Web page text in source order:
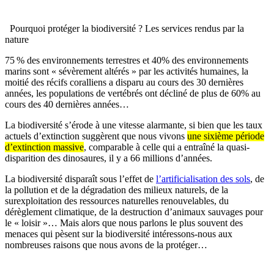
Pourquoi protéger la biodiversité ? Les services rendus par la
nature
75 % des environnements terrestres et 40% des environnements
marins sont « sévèrement altérés » par les activités humaines, la
moitié des récifs coralliens a disparu au cours des 30 dernières
années, les populations de vertébrés ont décliné de plus de 60% au
cours des 40 dernières années…
La biodiversité s’érode à une vitesse alarmante, si bien que les taux
actuels d’extinction suggèrent que nous vivons une sixième période
d’extinction massive, comparable à celle qui a entraîné la quasi-
disparition des dinosaures, il y a 66 millions d’années.
La biodiversité disparaît sous l’effet de l’artificialisation des sols, de
la pollution et de la dégradation des milieux naturels, de la
surexploitation des ressources naturelles renouvelables, du
dérèglement climatique, de la destruction d’animaux sauvages pour
le « loisir »… Mais alors que nous parlons le plus souvent des
menaces qui pèsent sur la biodiversité intéressons-nous aux
nombreuses raisons que nous avons de la protéger…